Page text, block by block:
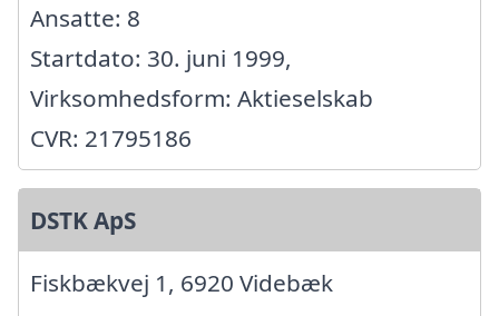
Ansatte: 8
Startdato: 30. juni 1999,
Virksomhedsform: Aktieselskab
CVR: 21795186
DSTK ApS
Fiskbækvej 1, 6920 Videbæk